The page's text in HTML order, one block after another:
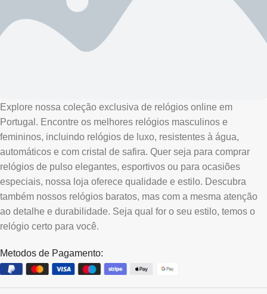
Explore nossa coleção exclusiva de relógios online em
Portugal. Encontre os melhores relógios masculinos e
femininos, incluindo relógios de luxo, resistentes à água,
automáticos e com cristal de safira. Quer seja para comprar
relógios de pulso elegantes, esportivos ou para ocasiões
especiais, nossa loja oferece qualidade e estilo. Descubra
também nossos relógios baratos, mas com a mesma atenção
ao detalhe e durabilidade. Seja qual for o seu estilo, temos o
relógio certo para você.
Metodos de Pagamento: